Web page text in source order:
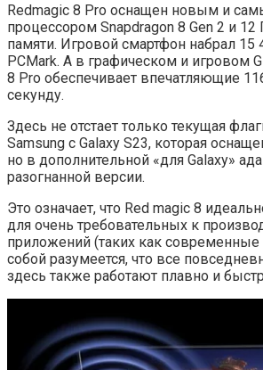
Redmagic 8 Pro оснащен новым и
процессором Snapdragon 8 Gen 2 и
памяти. Игровой смартфон набрал 15
PCMark. А в графическом и игровом
8 Pro обеспечивает впечатляющие
секунду.
Здесь не отстает только текущая
Samsung с Galaxy S23, которая
но в дополнительной «для Galaxy»
разогнанной версии.
Это означает, что Red magic 8
для очень требовательных к
приложений (таких как
собой разумеется, что все
здесь также работают плавно и